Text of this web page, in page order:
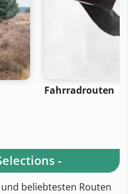
Fahrradrouten
-
beliebtesten Routen